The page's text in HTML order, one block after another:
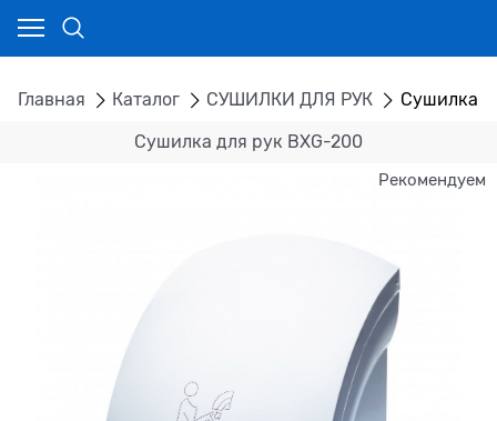
Главная Каталог СУШИЛКИ ДЛЯ РУК Сушилка
Сушилка для рук BXG-200
Рекомендуем